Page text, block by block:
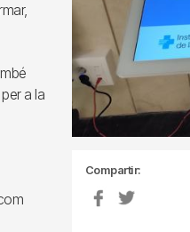
a la
Compartir: